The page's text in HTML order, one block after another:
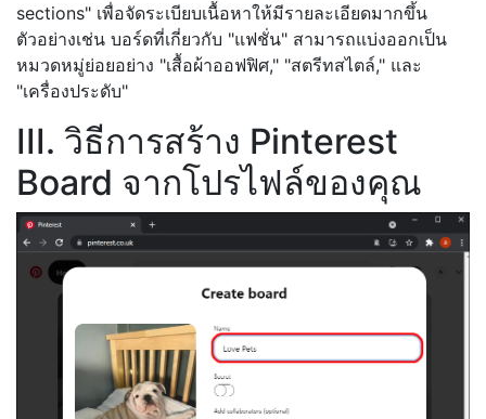
sections" เพื่อจัดระเบียบเนื้อหาให้มีรายละเอียดมากขึ้น
ตัวอย่างเช่น บอร์ดที่เกี่ยวกับ "แฟชั่น" สามารถแบ่งออกเป็น
หมวดหมู่ย่อยอย่าง "เสื้อผ้าออฟฟิศ," "สตรีทสไตล์," และ
"เครื่องประดับ"
III. วิธีการสร้าง Pinterest
Board จากโปรไฟล์ของคุณ